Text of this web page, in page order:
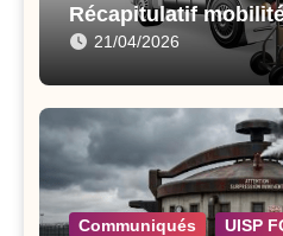
Récapitulatif
21/04/2026
Communiqués UISP